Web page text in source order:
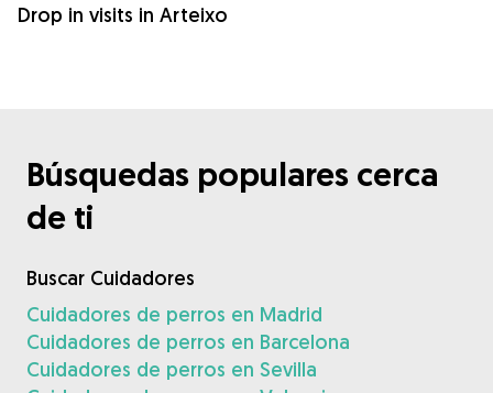
Drop in visits in Arteixo
Búsquedas populares cerca
de ti
Buscar Cuidadores
Cuidadores de perros en Madrid
Cuidadores de perros en Barcelona
Cuidadores de perros en Sevilla